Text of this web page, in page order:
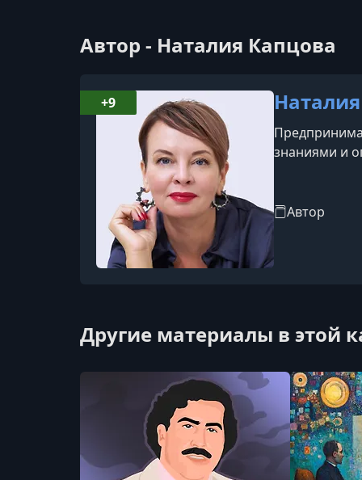
Автор - Наталия Капцова
знаниями и
Автор
+9
Другие материалы в этой